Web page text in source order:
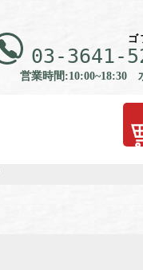
03-3641-5
ゴ
営業時間:10:00~18:30